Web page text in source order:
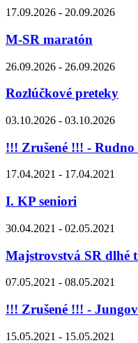
17.09.2026 - 20.09.2026
M-SR maratón
26.09.2026 - 26.09.2026
Rozlúčkové preteky
03.10.2026 - 03.10.2026
!!! Zrušené !!! -
17.04.2021 - 17.04.2021
I. KP seniori
30.04.2021 - 02.05.2021
Majstrovstvá SR dlhé
07.05.2021 - 08.05.2021
!!! Zrušené !!! -
15.05.2021 - 15.05.2021